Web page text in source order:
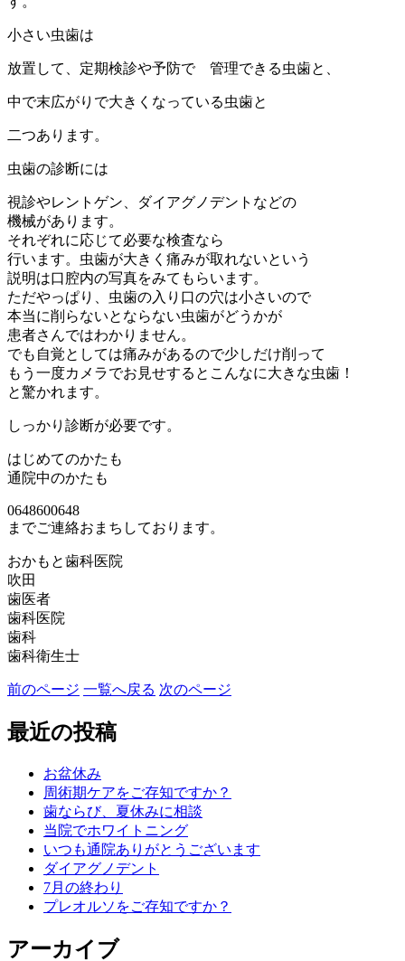
小さい虫歯は
放置して、定期検診や予防で 管理できる虫歯と、
中で末広がりで大きくなっている虫歯と
二つあります。
虫歯の診断には
視診やレントゲン、ダイアグノデントなどの
機械があります。
それぞれに応じて必要な検査なら
行います。虫歯が大きく痛みが取れないという
説明は口腔内の写真をみてもらいます。
ただやっぱり、虫歯の入り口の穴は小さいので
本当に削らないとならない虫歯がどうかが
患者さんではわかりません。
でも自覚としては痛みがあるので少しだけ削って
もう一度カメラでお見せするとこんなに大きな虫歯！
と驚かれます。
しっかり診断が必要です。
はじめてのかたも
通院中のかたも
0648600648
までご連絡おまちしております。
おかもと歯科医院
吹田
歯医者
歯科医院
歯科
歯科衛生士
前のページ 一覧へ戻る 次のページ
最近の投稿
お盆休み
周術期ケアをご存知ですか？
歯ならび、夏休みに相談
当院でホワイトニング
いつも通院ありがとうございます
ダイアグノデント
7月の終わり
プレオルソをご存知ですか？
アーカイブ